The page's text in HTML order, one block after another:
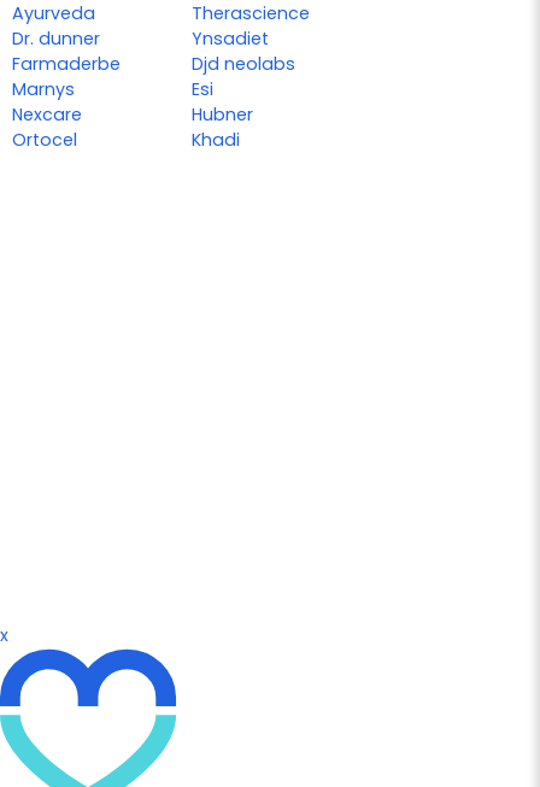
Ayurveda
Dr. dunner
Farmaderbe
Marnys
Nexcare
Ortocel
Therascience
Ynsadiet
Djd neolabs
Esi
Hubner
Khadi
x